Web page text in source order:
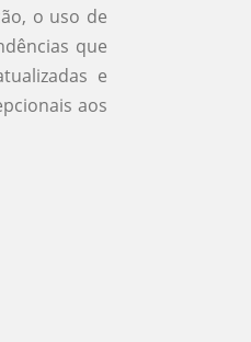
o uso de
que
e
aos